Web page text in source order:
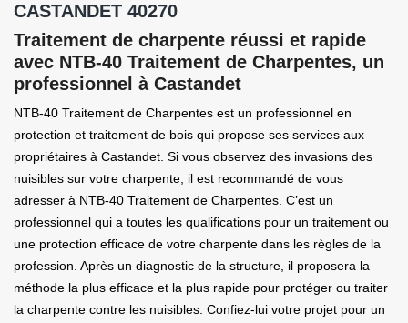
CASTANDET 40270
Traitement de charpente réussi et rapide
avec NTB-40 Traitement de Charpentes, un
professionnel à Castandet
NTB-40 Traitement de Charpentes est un professionnel en
protection et traitement de bois qui propose ses services aux
propriétaires à Castandet. Si vous observez des invasions des
nuisibles sur votre charpente, il est recommandé de vous
adresser à NTB-40 Traitement de Charpentes. C’est un
professionnel qui a toutes les qualifications pour un traitement ou
une protection efficace de votre charpente dans les règles de la
profession. Après un diagnostic de la structure, il proposera la
méthode la plus efficace et la plus rapide pour protéger ou traiter
la charpente contre les nuisibles. Confiez-lui votre projet pour un